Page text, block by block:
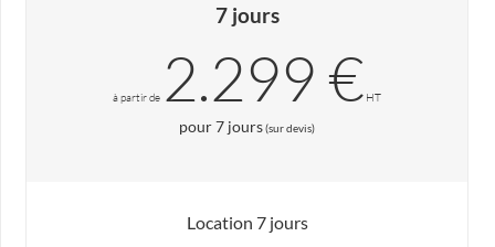
7 jours
à partir de 2.299 € HT
pour 7 jours(sur devis)
Location 7 jours